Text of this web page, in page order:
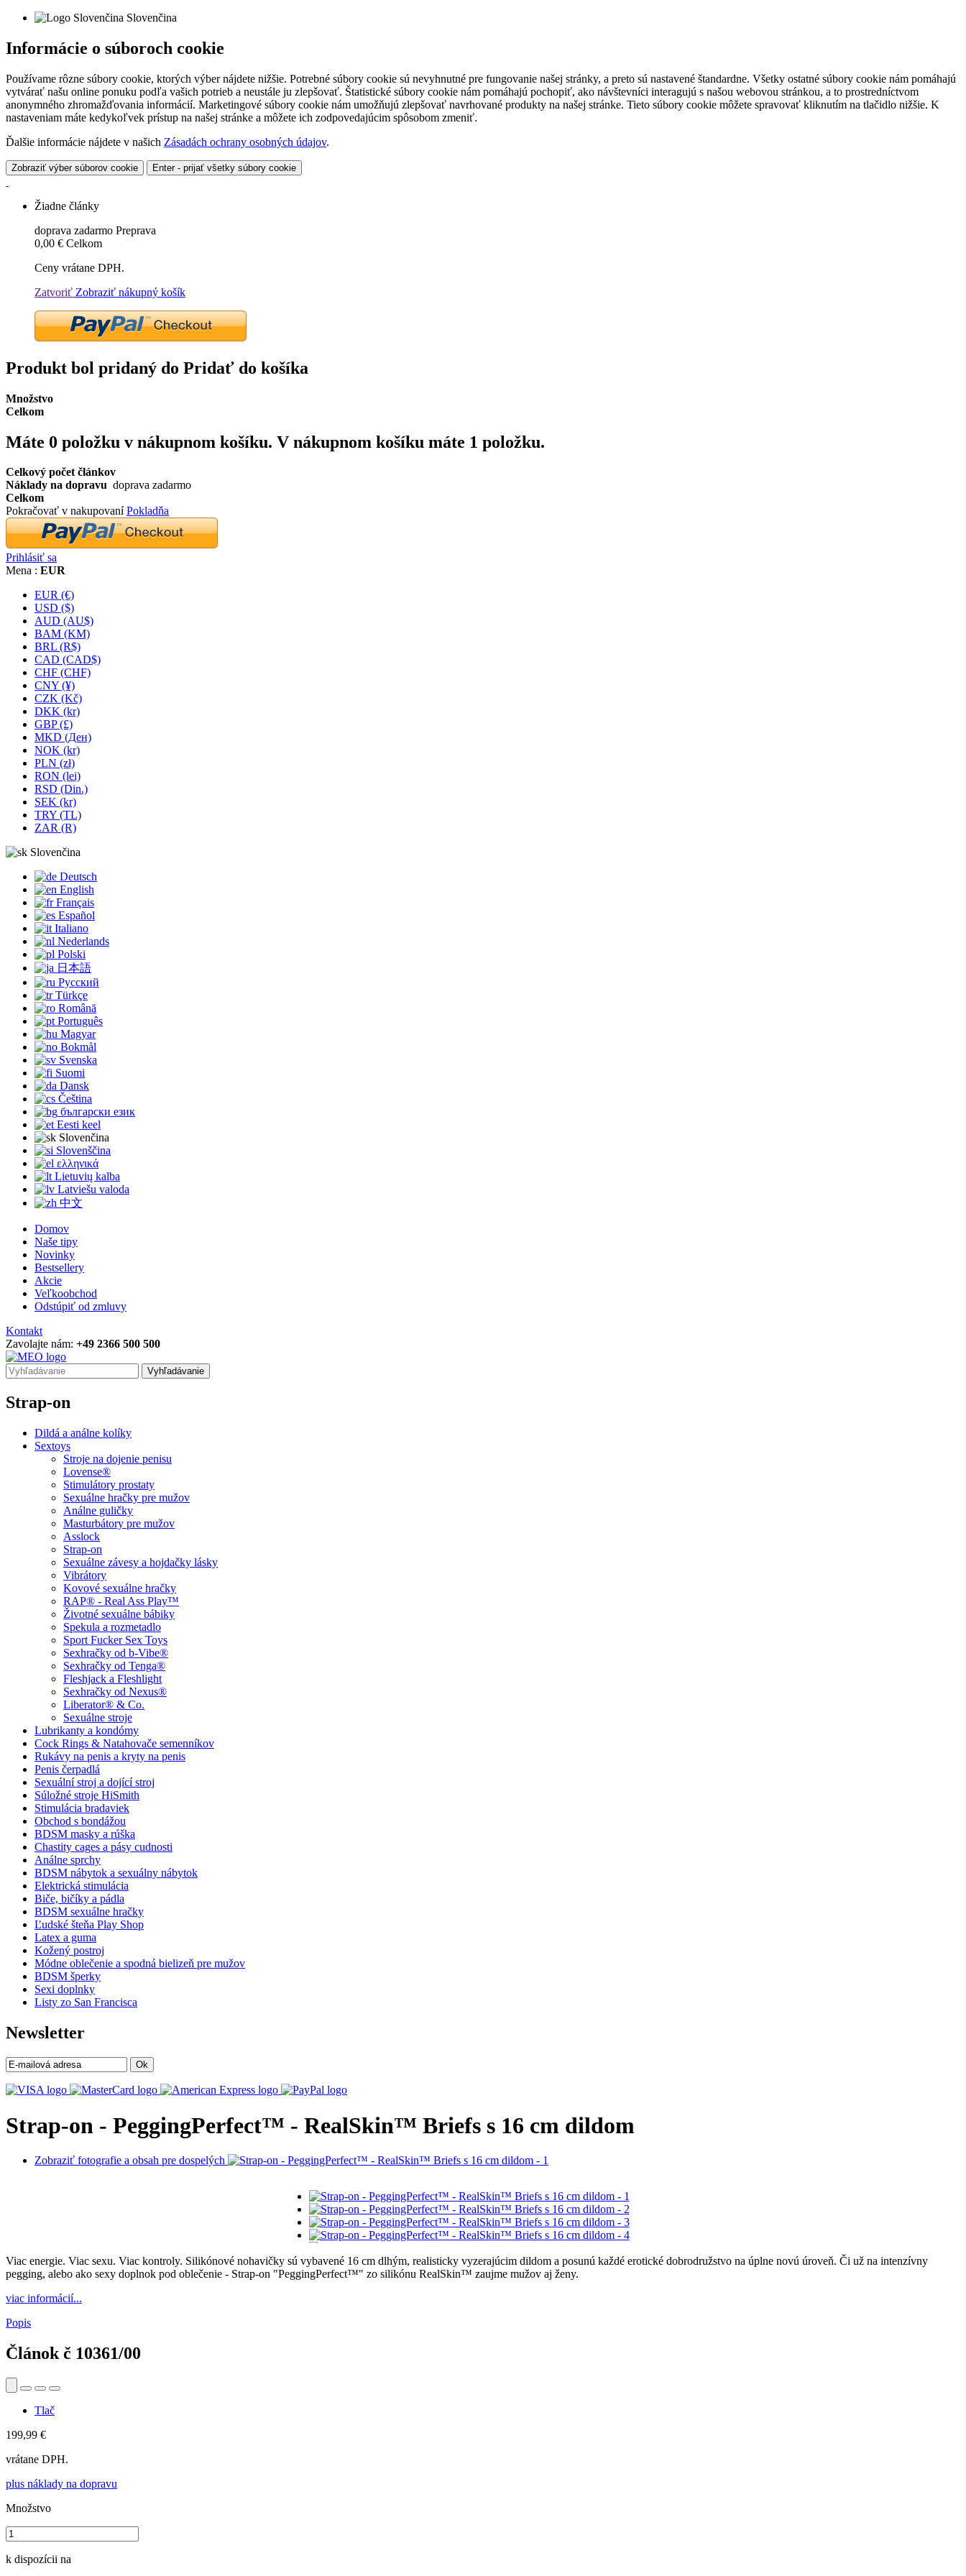
Slovenčina
Informácie o súboroch cookie
Používame rôzne súbory cookie, ktorých výber nájdete nižšie. Potrebné súbory cookie sú nevyhnutné pre fungovanie našej stránky, a preto sú nastavené štandardne. Všetky ostatné súbory cookie nám pomáhajú
vytvárať našu online ponuku podľa vašich potrieb a neustále ju zlepšovať. Štatistické súbory cookie nám pomáhajú pochopiť, ako návštevníci interagujú s našou webovou stránkou, a to prostredníctvom
anonymného zhromažďovania informácií. Marketingové súbory cookie nám umožňujú zlepšovať navrhované produkty na našej stránke. Tieto súbory cookie môžete spravovať kliknutím na tlačidlo nižšie. K
nastaveniam máte kedykoľvek prístup na našej stránke a môžete ich zodpovedajúcim spôsobom zmeniť.
Ďalšie informácie nájdete v našich Zásadách ochrany osobných údajov.
Zobraziť výber súborov cookie Enter - prijať všetky súbory cookie
Žiadne články
doprava zadarmo Preprava
0,00 € Celkom
Ceny vrátane DPH.
Zatvoriť Zobraziť nákupný košík
Produkt bol pridaný do Pridať do košíka
Množstvo
Celkom
Máte 0 položku v nákupnom košíku. V nákupnom košíku máte 1 položku.
Celkový počet článkov
Náklady na dopravu doprava zadarmo
Celkom
Pokračovať v nakupovaníPokladňa
Prihlásiť sa
Mena : EUR
EUR (€)
USD ($)
AUD (AU$)
BAM (KM)
BRL (R$)
CAD (CAD$)
CHF (CHF)
CNY (¥)
CZK (Kč)
DKK (kr)
GBP (£)
MKD (Ден)
NOK (kr)
PLN (zł)
RON (lei)
RSD (Din.)
SEK (kr)
TRY (TL)
ZAR (R)
Slovenčina
Deutsch
English
Français
Español
Italiano
Nederlands
Polski
日本語
Русский
Türkçe
Română
Português
Magyar
Bokmål
Svenska
Suomi
Dansk
Čeština
български език
Eesti keel
Slovenčina
Slovenščina
ελληνικά
Lietuvių kalba
Latviešu valoda
中文
Domov
Naše tipy
Novinky
Bestsellery
Akcie
Veľkoobchod
Odstúpiť od zmluvy
Kontakt
Zavolajte nám: +49 2366 500 500
Vyhľadávanie
Strap-on
Dildá a análne kolíky
Sextoys
Stroje na dojenie penisu
Lovense®
Stimulátory prostaty
Sexuálne hračky pre mužov
Análne guličky
Masturbátory pre mužov
Asslock
Strap-on
Sexuálne závesy a hojdačky lásky
Vibrátory
Kovové sexuálne hračky
RAP® - Real Ass Play™
Životné sexuálne bábiky
Spekula a rozmetadlo
Sport Fucker Sex Toys
Sexhračky od b-Vibe®
Sexhračky od Tenga®
Fleshjack a Fleshlight
Sexhračky od Nexus®
Liberator® & Co.
Sexuálne stroje
Lubrikanty a kondómy
Cock Rings & Natahovače semenníkov
Rukávy na penis a kryty na penis
Penis čerpadlá
Sexuální stroj a dojící stroj
Súložné stroje HiSmith
Stimulácia bradaviek
Obchod s bondážou
BDSM masky a rúška
Chastity cages a pásy cudnosti
Análne sprchy
BDSM nábytok a sexuálny nábytok
Elektrická stimulácia
Biče, bičíky a pádla
BDSM sexuálne hračky
Ľudské šteňa Play Shop
Latex a guma
Kožený postroj
Módne oblečenie a spodná bielizeň pre mužov
BDSM šperky
Sexi doplnky
Listy zo San Francisca
Newsletter
Ok
Strap-on - PeggingPerfect™ - RealSkin™ Briefs s 16 cm dildom
Zobraziť fotografie a obsah pre dospelých
Viac energie. Viac sexu. Viac kontroly. Silikónové nohavičky sú vybavené 16 cm dlhým, realisticky vyzerajúcim dildom a posunú každé erotické dobrodružstvo na úplne novú úroveň. Či už na intenzívny
pegging, alebo ako sexy doplnok pod oblečenie - Strap-on "PeggingPerfect™" zo silikónu RealSkin™ zaujme mužov aj ženy.
viac informácií...
Popis
Článok č 10361/00
Tlač
199,99 €
vrátane DPH.
plus náklady na dopravu
Množstvo
k dispozícii na